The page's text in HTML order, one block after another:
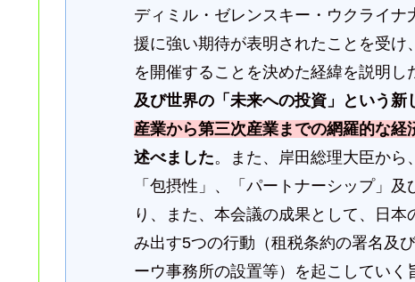
ディミル・ゼレンスキー・ウクライ
援に強い期待が表明されたことを受
を開催することを決めた経緯を説明し
及び世界の「未来への投資」という新
産業から第三次産業までの網羅的な
述べました。また、岸田総理大臣から
「包摂性」、「パートナーシップ」
り、また、本会議の成果として、日
み出す5つの行動（租税条約の署名及
ーウ事務所の設置等）を起こしてい